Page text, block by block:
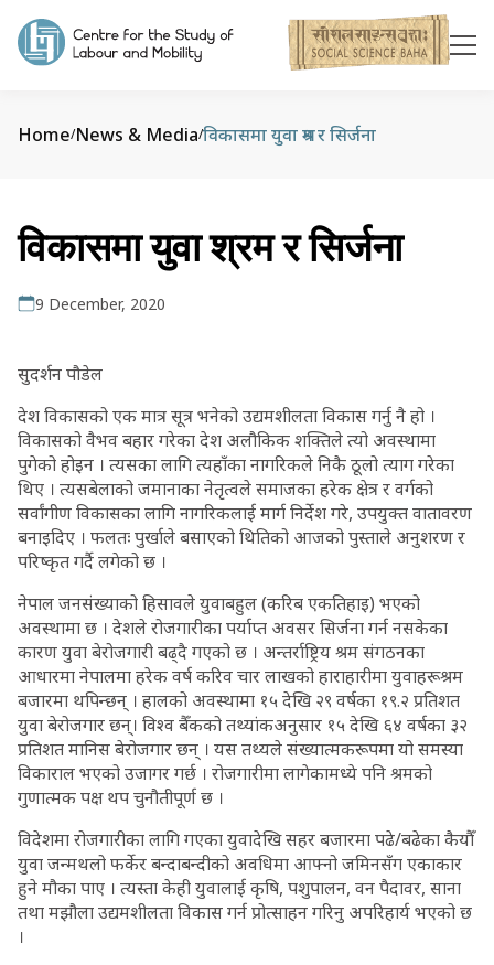
Home/News & Media/विकासमा युवा श्रम र सिर्जना
विकासमा युवा श्रम र सिर्जना
9 December, 2020
सुदर्शन पौडेल
देश विकासको एक मात्र सूत्र भनेको उद्यमशीलता विकास गर्नु नै हो ।
विकासको वैभव बहार गरेका देश अलौकिक शक्तिले त्यो अवस्थामा
पुगेको होइन । त्यसका लागि त्यहाँका नागरिकले निकै ठूलो त्याग गरेका
थिए । त्यसबेलाको जमानाका नेतृत्वले समाजका हरेक क्षेत्र र वर्गको
सर्वांगीण विकासका लागि नागरिकलाई मार्ग निर्देश गरे, उपयुक्त वातावरण
बनाइदिए । फलतः पुर्खाले बसाएको थितिको आजको पुस्ताले अनुशरण र
परिष्कृत गर्दै लगेको छ ।
नेपाल जनसंख्याको हिसावले युवाबहुल (करिब एकतिहाइ) भएको
अवस्थामा छ । देशले रोजगारीका पर्याप्त अवसर सिर्जना गर्न नसकेका
कारण युवा बेरोजगारी बढ्दै गएको छ । अन्तर्राष्ट्रिय श्रम संगठनका
आधारमा नेपालमा हरेक वर्ष करिव चार लाखको हाराहारीमा युवाहरूश्रम
बजारमा थपिन्छन् । हालको अवस्थामा १५ देखि २९ वर्षका १९.२ प्रतिशत
युवा बेरोजगार छन्। विश्व बैँकको तथ्यांकअनुसार १५ देखि ६४ वर्षका ३२
प्रतिशत मानिस बेरोजगार छन् । यस तथ्यले संख्यात्मकरूपमा यो समस्या
विकाराल भएको उजागर गर्छ । रोजगारीमा लागेकामध्ये पनि श्रमको
गुणात्मक पक्ष थप चुनौतीपूर्ण छ ।
विदेशमा रोजगारीका लागि गएका युवादेखि सहर बजारमा पढे/बढेका कैयौँ
युवा जन्मथलो फर्केर बन्दाबन्दीको अवधिमा आफ्नो जमिनसँग एकाकार
हुने मौका पाए । त्यस्ता केही युवालाई कृषि, पशुपालन, वन पैदावर, साना
तथा मझौला उद्यमशीलता विकास गर्न प्रोत्साहन गरिनु अपरिहार्य भएको छ
।